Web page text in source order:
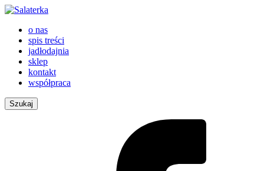
o nas
spis treści
jadłodajnia
sklep
kontakt
współpraca
Szukaj